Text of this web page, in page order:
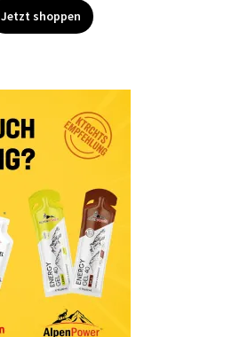
Jetzt shoppen